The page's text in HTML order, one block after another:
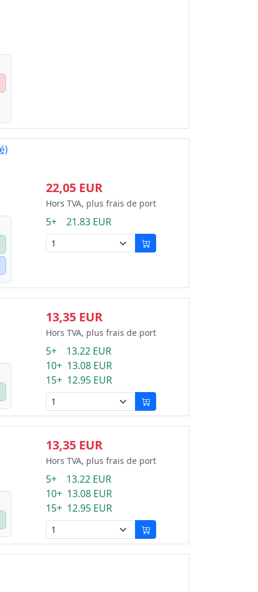
22,05 EUR
Hors TVA, plus frais de port
5+ 21.83 EUR
13,35 EUR
Hors TVA, plus frais de port
5+ 13.22 EUR
10+ 13.08 EUR
15+ 12.95 EUR
13,35 EUR
Hors TVA, plus frais de port
5+ 13.22 EUR
10+ 13.08 EUR
15+ 12.95 EUR